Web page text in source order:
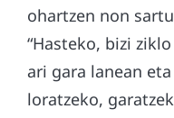
ohartzen non
“Hasteko, bizi
ari gara lanean
loratzeko,